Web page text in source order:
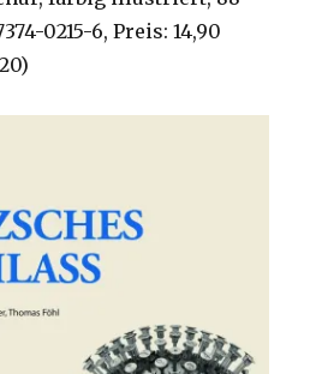
0215-6, Preis: 14,90